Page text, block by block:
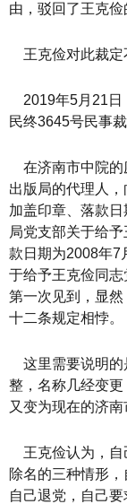
由，驳回了王克俭
王克俭对此裁定
2019年5月21日
民终3645号民事
在济南市中院的
出版局的代理人
加盖印章、落款
局党支部关于给
款日期为2008年7
于给予王克俭同
第一次见到，显
十二条规定相悖。
这里需要说明的
整，名称几经变更
又变为现在的济南
王克俭认为，自
除名的三种情形
自己退党，自己